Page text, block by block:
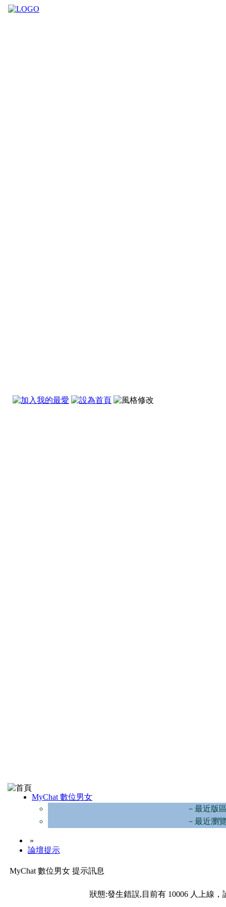
MyChat 數位男女
－最近版
－最近瀏
»
論壇提示
MyChat 數位男女 提示訊息
狀態:發生錯誤,目前有 10006 人上線